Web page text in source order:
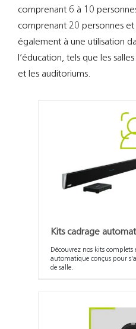
comprenant 6 à 10
comprenant 20 personnes
également à une utilisation
l’éducation, tels que les
et les auditoriums.
Kits cadrage
Découvrez nos kits complets
automatique conçus pour
de salle.